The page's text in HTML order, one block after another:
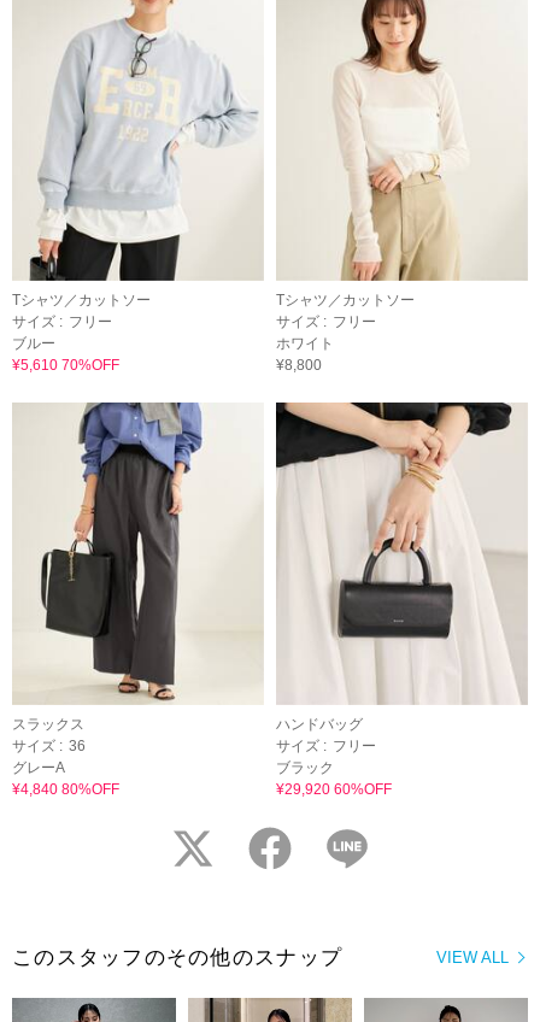
Tシャツ／カットソー
サイズ : フリー
ブルー
¥5,610 70%OFF
Tシャツ／カットソー
サイズ : フリー
ホワイト
¥8,800
スラックス
サイズ : 36
グレーA
¥4,840 80%OFF
ハンドバッグ
サイズ : フリー
ブラック
¥29,920 60%OFF
twitter facebook
VIEW ALL
このスタッフのその他のスナップ